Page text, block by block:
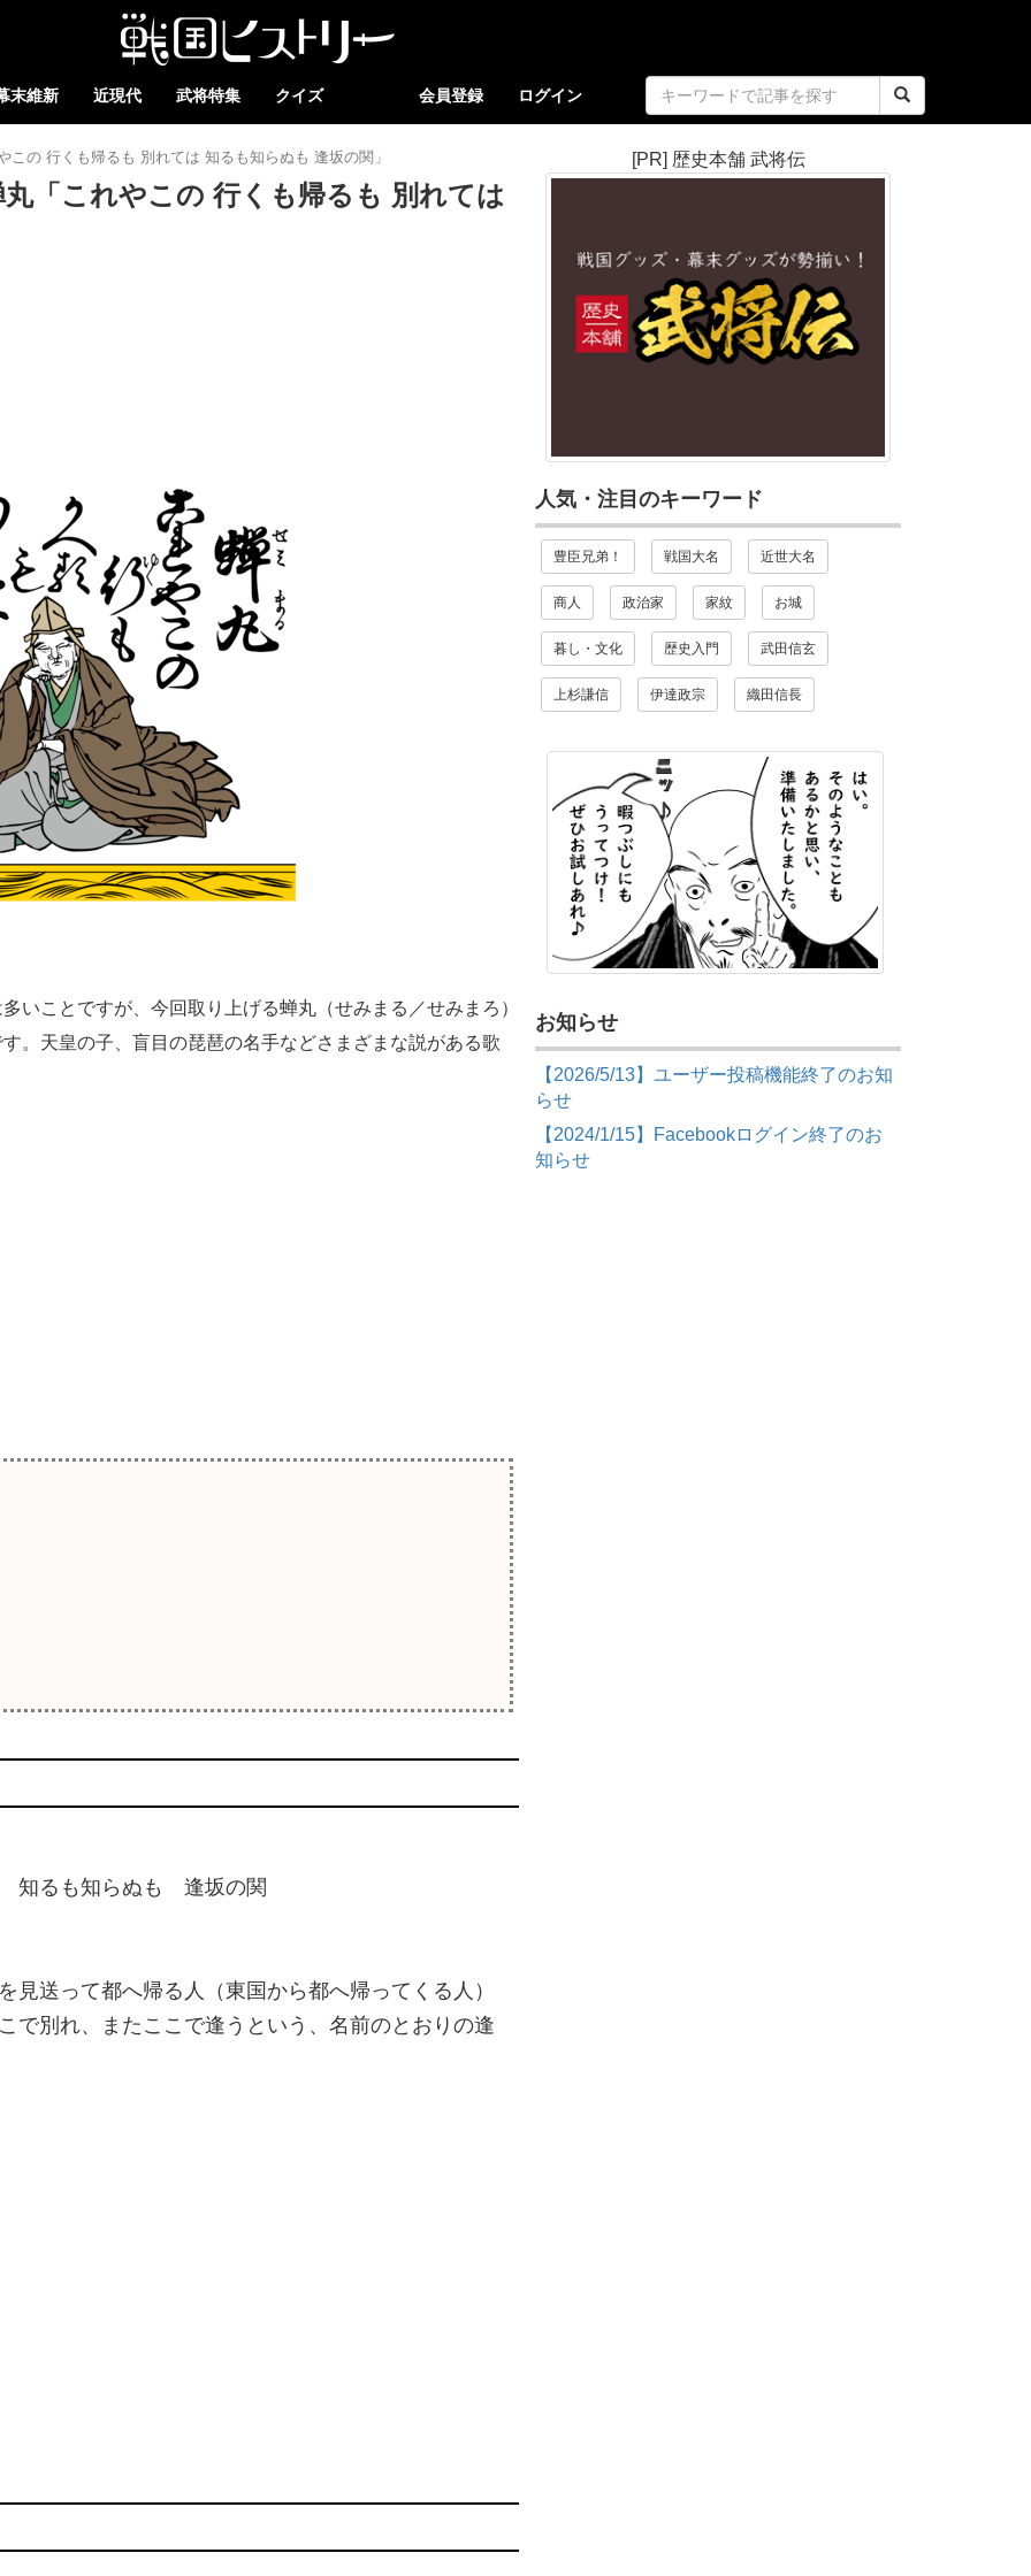
末維新 近現代 武将特集 クイズ 会員登録 ログイン
の 行くも帰るも 別れては 知るも知らぬも 逢坂の関」
「これやこの 行くも帰るも 別れては
ことですが、今回取り上げる蝉丸（せみまる／せみまろ）
。天皇の子、盲目の琵琶の名手などさまざまな説がある歌
るも知らぬも 逢坂の関
見送って都へ帰る人（東国から都へ帰ってくる人）
で別れ、またここで逢うという、名前のとおりの逢
[PR] 歴史本舗 武将伝
人気・注目のキーワード
豊臣兄弟！ 戦国大名 近世大名
商人 政治家 家紋 お城
暮し・文化 歴史入門 武田信玄
上杉謙信 伊達政宗 織田信長
お知らせ
【2026/5/13】ユーザー投稿機能終了のお知
らせ
【2024/1/15】Facebookログイン終了のお
知らせ